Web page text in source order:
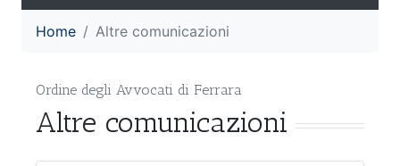
Home Altre comunicazioni
Ordine degli Avvocati di Ferrara
Altre comunicazioni